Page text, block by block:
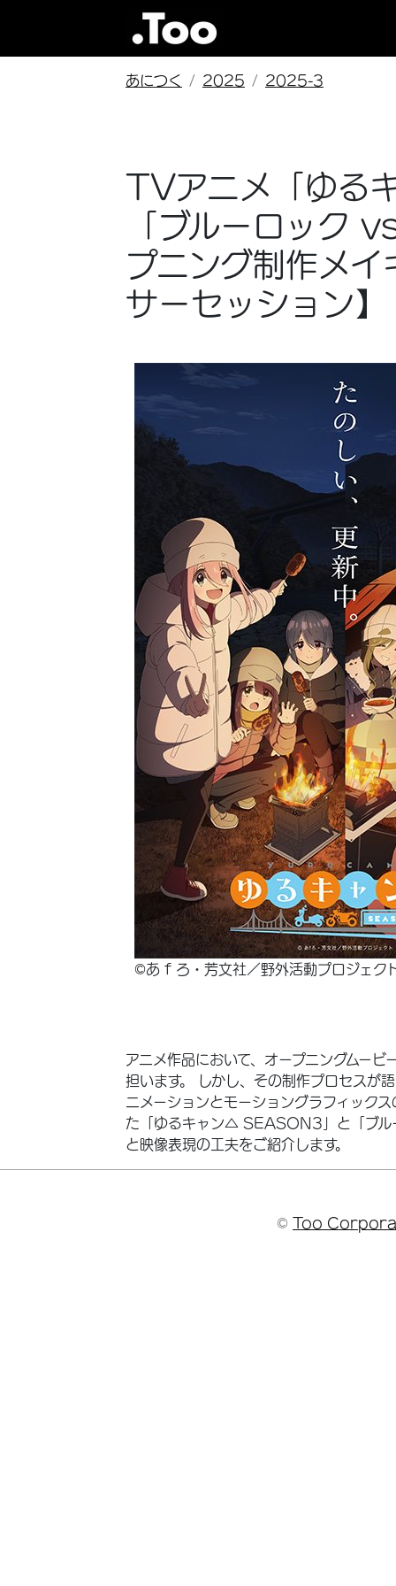
あにつく 2025 2025-3
TVアニメ「ゆ
「ブルーロック
プニング制作メイ
サーセッション】
©あ f ろ・芳文社／野外活動プロジェク
アニメ作品において、オープニングムー
担います。 しかし、その制作プロセスが
ニメーションとモーショングラフィック
た「ゆるキャン△ SEASON3」と「ブ
と映像表現の工夫をご紹介します。
© Too